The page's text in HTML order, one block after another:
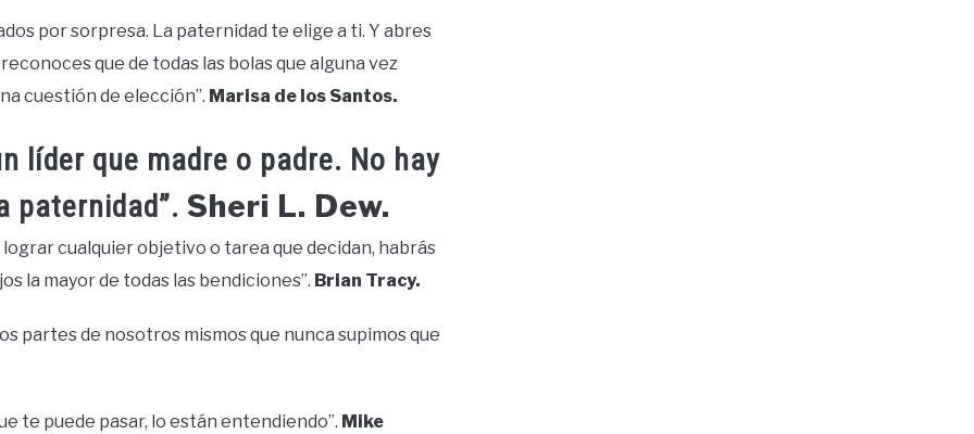
por sorpresa. La paternidad te elige a ti. Y abres
que de todas las bolas que alguna vez
cuestión de elección”. Marisa de los Santos.
líder que madre o padre. No hay
paternidad”. Sheri L. Dew.
cualquier objetivo o tarea que decidan, habrás
la mayor de todas las bendiciones”. Brian Tracy.
partes de nosotros mismos que nunca supimos que
te puede pasar, lo están entendiendo”. Mike